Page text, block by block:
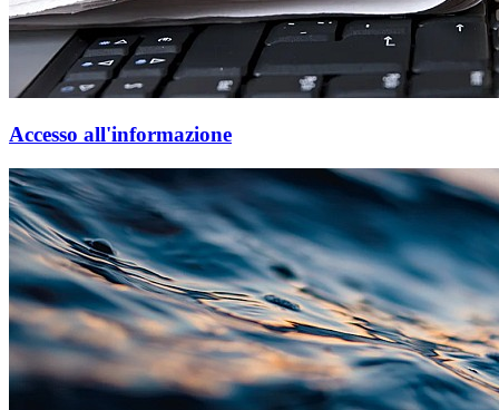
Accesso all'informazione